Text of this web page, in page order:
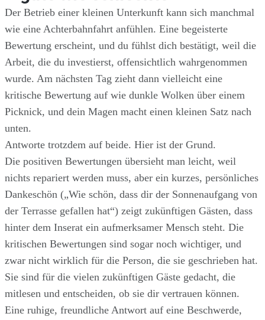
Der Betrieb einer kleinen Unterkunft kann sich manchmal
wie eine Achterbahnfahrt anfühlen. Eine begeisterte
Bewertung erscheint, und du fühlst dich bestätigt, weil die
Arbeit, die du investierst, offensichtlich wahrgenommen
wurde. Am nächsten Tag zieht dann vielleicht eine
kritische Bewertung auf wie dunkle Wolken über einem
Picknick, und dein Magen macht einen kleinen Satz nach
unten.
Antworte trotzdem auf beide. Hier ist der Grund.
Die positiven Bewertungen übersieht man leicht, weil
nichts repariert werden muss, aber ein kurzes, persönliches
Dankeschön („Wie schön, dass dir der Sonnenaufgang von
der Terrasse gefallen hat“) zeigt zukünftigen Gästen, dass
hinter dem Inserat ein aufmerksamer Mensch steht. Die
kritischen Bewertungen sind sogar noch wichtiger, und
zwar nicht wirklich für die Person, die sie geschrieben hat.
Sie sind für die vielen zukünftigen Gäste gedacht, die
mitlesen und entscheiden, ob sie dir vertrauen können.
Eine ruhige, freundliche Antwort auf eine Beschwerde,